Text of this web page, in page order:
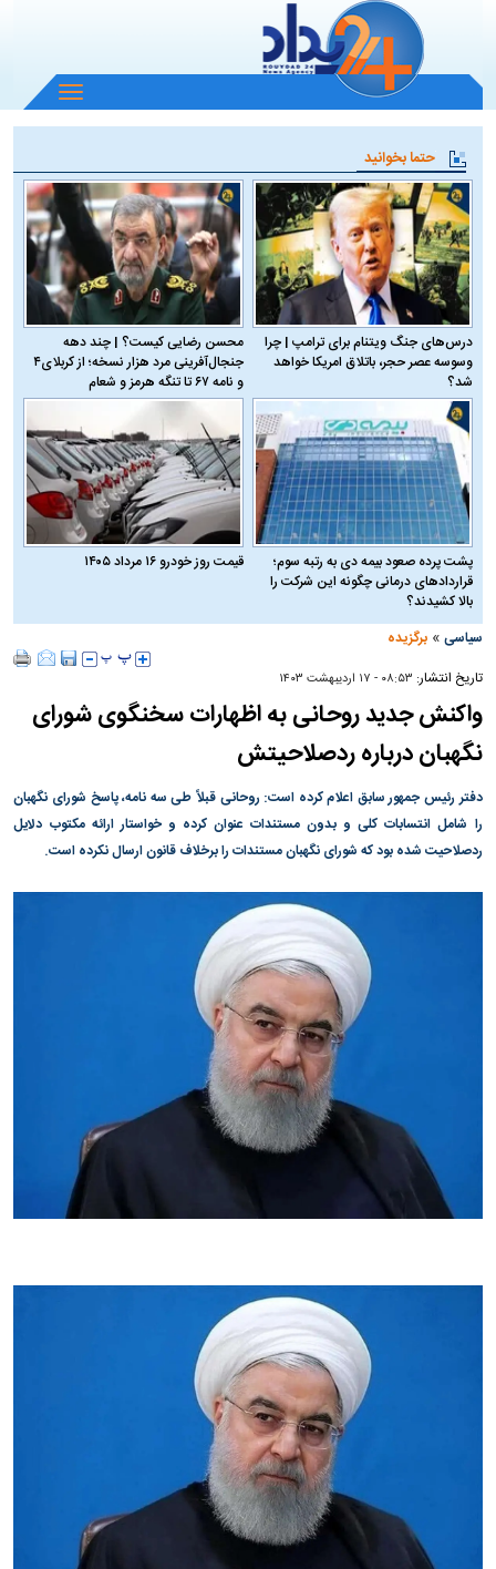
باز
و
منو
حتما بخوانید
درس‌های جنگ ویتنام برای ترامپ | چرا
وسوسه عصر حجر، باتلاق امریکا خواهد
شد؟
محسن رضایی کیست؟ | چند دهه
جنجال‌آفرینی مرد هزار نسخه؛ از کربلای۴
و نامه ۶۷ تا تنگه هرمز و شعام
پشت پرده صعود بیمه دی به رتبه سوم؛
قراردادهای درمانی چگونه این شرکت را
بالا کشیدند؟
قیمت روز خودرو ۱۶ مرداد ۱۴۰۵
سیاسی »برگزیده
تاریخ انتشار: ۰۸:۵۳ - ۱۷ ارديبهشت ۱۴۰۳
واکنش جدید روحانی به اظهارات سخنگوی شورای
نگهبان درباره ردصلاحیتش
دفتر رئیس جمهور سابق اعلام کرده است: روحانی قبلاً طی سه نامه، پاسخ شورای نگهبان
را شامل انتسابات کلی و بدون مستندات عنوان کرده و خواستار ارائه مکتوب دلایل
ردصلاحیت شده بود که شورای نگهبان مستندات را برخلاف قانون ارسال نکرده است.